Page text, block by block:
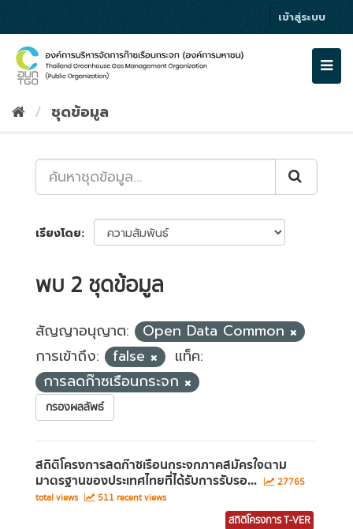
to
content
เข้าสู่ระบบ
ชุดข้อมูล
เรียงโดย
พบ 2 ชุดข้อมูล
สัญญาอนุญาต:
Open Data Common
การเข้าถึง:
false
แท็ค:
การลดก๊าซเรือนกระจก
กรองผลลัพธ์
สถิติโครงการลดก๊าซเรือนกระจกภาคสมัครใจตาม
มาตรฐานของประเทศไทยที่ได้รับการรับรอ...
27765
total views
511 recent views
สถิติโครงการ T-VER